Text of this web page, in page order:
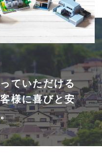
ていただける
様に喜びと安